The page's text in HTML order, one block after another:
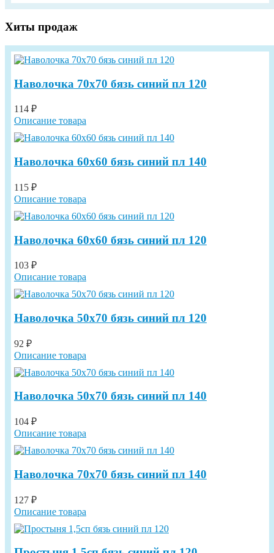
Хиты продаж
Наволочка 70х70 бязь синий пл 120
114 ₽
Описание товара
Наволочка 60х60 бязь синий пл 140
115 ₽
Описание товара
Наволочка 60х60 бязь синий пл 120
103 ₽
Описание товара
Наволочка 50х70 бязь синий пл 120
92 ₽
Описание товара
Наволочка 50х70 бязь синий пл 140
104 ₽
Описание товара
Наволочка 70х70 бязь синий пл 140
127 ₽
Описание товара